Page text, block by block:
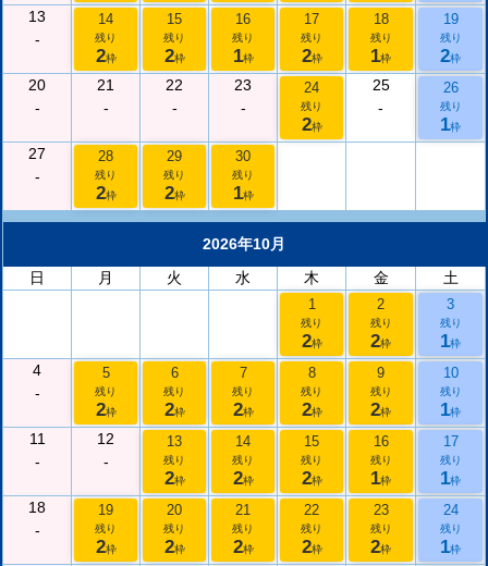
13
-
14
残り
2枠
15
残り
2枠
16
残り
1枠
17
残り
2枠
18
残り
1枠
19
残り
2枠
20
-
21
-
22
-
23
-
24
残り
2枠
25
-
26
残り
1枠
27
-
28
残り
2枠
29
残り
2枠
30
残り
1枠
2026年10月
日
月 火 水 木 金 土
1
残り
2枠
2
残り
2枠
3
残り
1枠
4
-
5
残り
2枠
6
残り
2枠
7
残り
2枠
8
残り
2枠
9
残り
2枠
10
残り
1枠
11
-
12
-
13
残り
2枠
14
残り
2枠
15
残り
2枠
16
残り
1枠
17
残り
1枠
18
-
19
残り
2枠
20
残り
2枠
21
残り
2枠
22
残り
2枠
23
残り
2枠
24
残り
1枠